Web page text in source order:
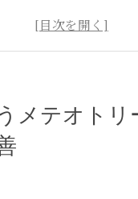
リートメントで叶え
メテオトリ